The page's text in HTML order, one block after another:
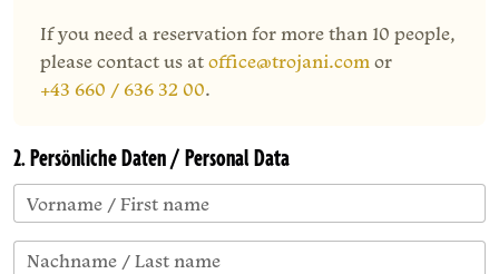
If you need a reservation for more than 10 people,
please contact us at office@trojani.com or
+43 660 / 636 32 00.
2. Persönliche Daten / Personal Data
Vorname / First name
Nachname / Last name